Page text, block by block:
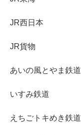
JR西日本
JR貨物
あいの風とやま鉄道
いすみ鉄道
えちごトキめき鉄道